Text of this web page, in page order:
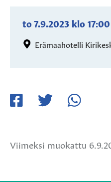
to 7.9.2023klo17:00
Erämaahotelli
Viimeksi muokattu